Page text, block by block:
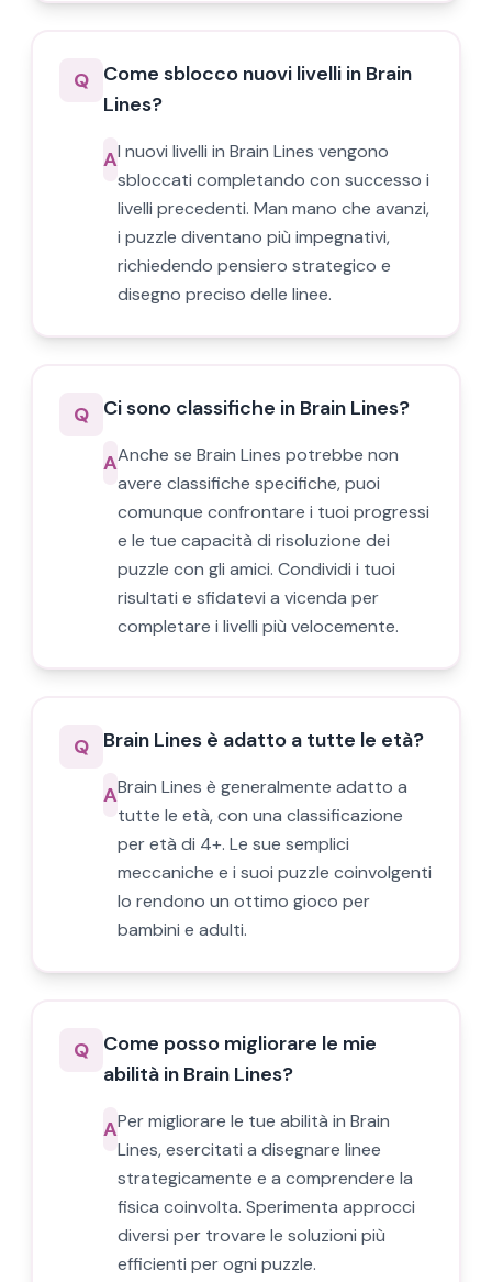
Q Come sblocco nuovi livelli in Brain
Lines?
AI nuovi livelli in Brain Lines vengono
sbloccati completando con successo i
livelli precedenti. Man mano che avanzi,
i puzzle diventano più impegnativi,
richiedendo pensiero strategico e
disegno preciso delle linee.
Q Ci sono classifiche in Brain Lines?
AAnche se Brain Lines potrebbe non
avere classifiche specifiche, puoi
comunque confrontare i tuoi progressi
e le tue capacità di risoluzione dei
puzzle con gli amici. Condividi i tuoi
risultati e sfidatevi a vicenda per
completare i livelli più velocemente.
Q Brain Lines è adatto a tutte le età?
ABrain Lines è generalmente adatto a
tutte le età, con una classificazione
per età di 4+. Le sue semplici
meccaniche e i suoi puzzle coinvolgenti
lo rendono un ottimo gioco per
bambini e adulti.
Q Come posso migliorare le mie
abilità in Brain Lines?
APer migliorare le tue abilità in Brain
Lines, esercitati a disegnare linee
strategicamente e a comprendere la
fisica coinvolta. Sperimenta approcci
diversi per trovare le soluzioni più
efficienti per ogni puzzle.